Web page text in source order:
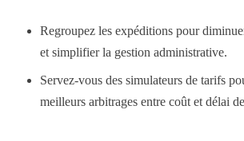
Regroupez les expéditions pour
et simplifier la gestion administrative.
Servez-vous des simulateurs de tarifs
meilleurs arbitrages entre coût et délai